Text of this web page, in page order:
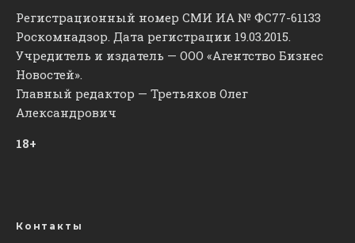
Регистрационный номер СМИ ИА № ФС77-61133
Роскомнадзор. Дата регистрации 19.03.2015.
Учредитель и издатель — ООО «Агентство Бизнес
Новостей».
Главный редактор — Третьяков Олег
Александрович
18+
Контакты